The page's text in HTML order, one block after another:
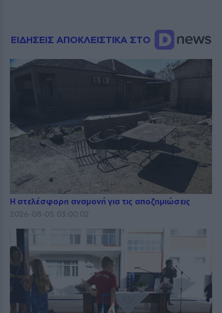
ΕΙΔΗΣΕΙΣ ΑΠΟΚΛΕΙΣΤΙΚΑ ΣΤΟ
Η ατελέσφορη αναμονή για τις αποζημιώσεις
2026-08-05 03:00:02